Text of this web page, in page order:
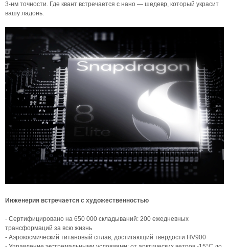
3-нм точности. Где квант встречается с нано — шедевр, который украсит
вашу ладонь.
Инженерия встречается с художественностью
- Сертифицировано на 650 000 складываний: 200 ежедневных
трансформаций за всю жизнь
- Аэрокосмический титановый сплав, достигающий твердости HV900